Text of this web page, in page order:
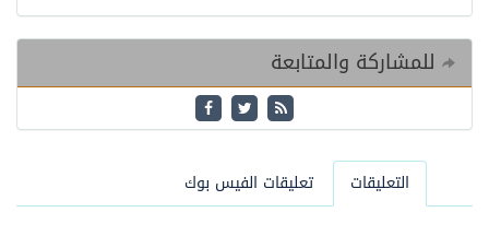
للمشاركة والمتابعة
التعليقات تعليقات الفيس بوك